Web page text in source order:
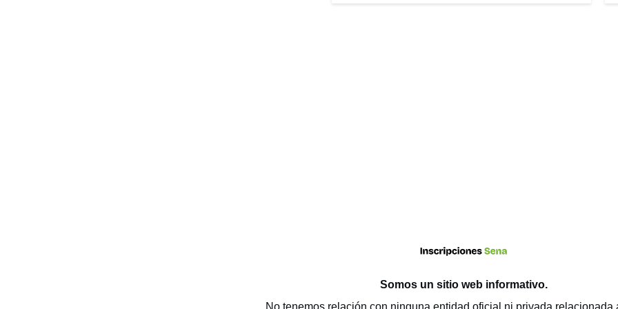
Somos un sitio web informativo.
No tenemos relación con ninguna entidad oficial ni privada relacionada